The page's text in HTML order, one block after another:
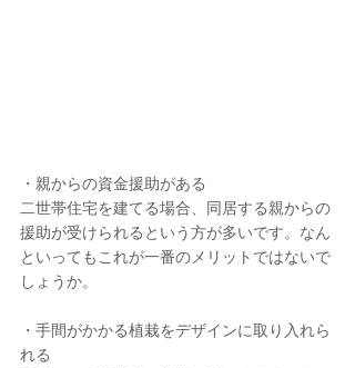
・親からの資金援助がある
二世帯住宅を建てる場合、同居する親からの
援助が受けられるという方が多いです。なん
といってもこれが一番のメリットではないで
しょうか。
・手間がかかる植栽をデザインに取り入れら
れる